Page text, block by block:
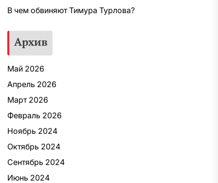
В чем обвиняют Тимура Турлова?
Архив
Май 2026
Апрель 2026
Март 2026
Февраль 2026
Ноябрь 2024
Октябрь 2024
Сентябрь 2024
Июнь 2024